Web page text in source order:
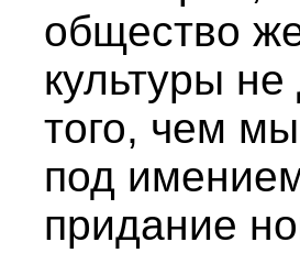
общество
культуры
того, чем
под
придание